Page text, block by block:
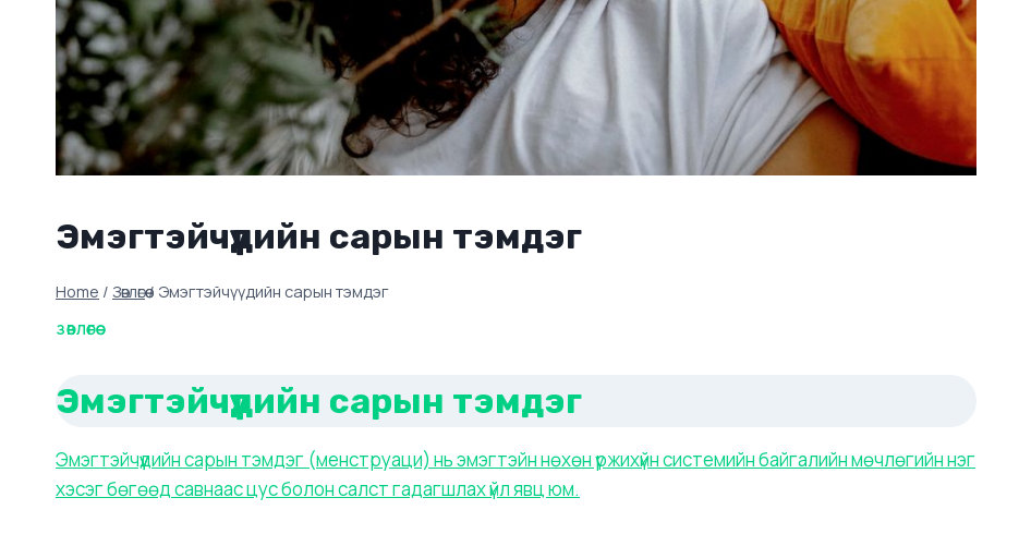
Эмэгтэйчүүдийн сарын тэмдэг
Home / Зөвлөгөө/ Эмэгтэйчүүдийн сарын тэмдэг
ЗӨВЛӨГӨӨ
Эмэгтэйчүүдийн сарын тэмдэг
Эмэгтэйчүүдийн сарын тэмдэг (менструаци) нь эмэгтэйн нөхөн үржихүйн системийн байгалийн мөчлөгийн нэг
хэсэг бөгөөд савнаас цус болон салст гадагшлах үйл явц юм.